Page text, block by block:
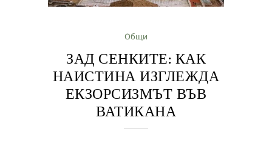
Общи
ЗАД СЕНКИТЕ: КАК
НАИСТИНА ИЗГЛЕЖДА
ЕКЗОРСИЗМЪТ ВЪВ
ВАТИКАНА